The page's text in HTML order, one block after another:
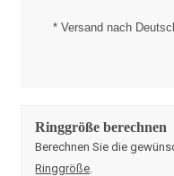
* Versand nach
Ringgröße berechnen
Berechnen Sie die
Ringgröße